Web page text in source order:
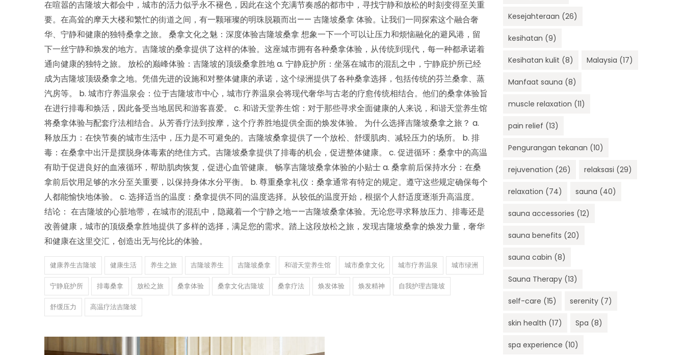
在喧嚣的吉隆坡大都会中，城市的活力似乎永不褪色，因此在这个充满节奏感的都市中，寻找宁静和放松的时刻变得至关重
要。在高耸的摩天大楼和繁忙的街道之间，有一颗璀璨的明珠脱颖而出—— 吉隆坡桑拿 体验。让我们一同探索这个融合奢
华、宁静和健康的独特桑拿之旅。 桑拿文化之魅：深度体验吉隆坡桑拿 想象一下一个可以让压力和烦恼融化的避风港，留
下一丝宁静和焕发的地方。吉隆坡的桑拿提供了这样的体验。这座城市拥有各种桑拿体验，从传统到现代，每一种都承诺着
通向健康的独特之旅。 放松的巅峰体验：吉隆坡的顶级桑拿胜地 a. 宁静庇护所：坐落在城市的混乱之中，宁静庇护所已经
成为吉隆坡顶级桑拿之地。凭借先进的设施和对整体健康的承诺，这个绿洲提供了各种桑拿选择，包括传统的芬兰桑拿、蒸
汽房等。 b. 城市疗养温泉会：位于吉隆坡市中心，城市疗养温泉会将现代奢华与古老的疗愈传统相结合。他们的桑拿体验旨
在进行排毒和焕活，因此备受当地居民和游客喜爱。 c. 和谐天堂养生馆：对于那些寻求全面健康的人来说，和谐天堂养生馆
将桑拿体验与配套疗法相结合。从芳香疗法到按摩，这个疗养胜地提供全面的焕发体验。 为什么选择吉隆坡桑拿之旅？ a.
释放压力：在快节奏的城市生活中，压力是不可避免的。吉隆坡桑拿提供了一个放松、舒缓肌肉、减轻压力的场所。 b. 排
毒：在桑拿中出汗是摆脱身体毒素的绝佳方式。吉隆坡桑拿提供了排毒的机会，促进整体健康。 c. 促进循环：桑拿中的高温
有助于促进良好的血液循环，帮助肌肉恢复，促进心血管健康。 畅享吉隆坡桑拿体验的小贴士 a. 桑拿前后保持水分：在桑
拿前后饮用足够的水分至关重要，以保持身体水分平衡。 b. 尊重桑拿礼仪：桑拿通常有特定的规定。遵守这些规定确保每个
人都能愉快地体验。 c. 选择适当的温度：桑拿提供不同的温度选择。从较低的温度开始，根据个人舒适度逐渐升高温度。
结论： 在吉隆坡的心脏地带，在城市的混乱中，隐藏着一个宁静之地——吉隆坡桑拿体验。无论您寻求释放压力、排毒还是
改善健康，城市的顶级桑拿胜地提供了多样的选择，满足您的需求。踏上这段放松之旅，发现吉隆坡桑拿的焕发力量，奢华
和健康在这里交汇，创造出无与伦比的体验。
健康养生吉隆坡 健康生活 养生之旅 吉隆坡养生 吉隆坡桑拿 和谐天堂养生馆 城市桑拿文化 城市疗养温泉 城市绿洲
宁静庇护所 排毒桑拿 放松之旅 桑拿体验 桑拿文化吉隆坡 桑拿疗法 焕发体验 焕发精神 自我护理吉隆坡
舒缓压力 高温疗法吉隆坡
Kesejahteraan (26)
kesihatan (9)
Kesihatan kulit (8) Malaysia (17)
Manfaat sauna (8)
muscle relaxation (11)
pain relief (13)
Pengurangan tekanan (10)
rejuvenation (26) relaksasi (29)
relaxation (74) sauna (40)
sauna accessories (12)
sauna benefits (20)
sauna cabin (8)
Sauna Therapy (13)
self-care (15) serenity (7)
skin health (17) Spa (8)
spa experience (10)